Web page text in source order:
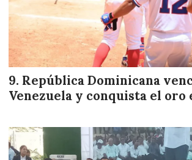
República Dominicana
Venezuela y conquista el oro